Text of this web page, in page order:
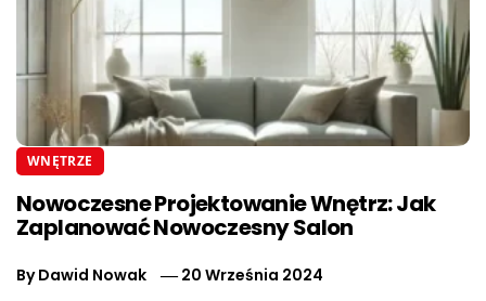
WNĘTRZE
Nowoczesne Projektowanie Wnętrz: Jak
Zaplanować Nowoczesny Salon
ByDawid Nowak 20 Września 2024